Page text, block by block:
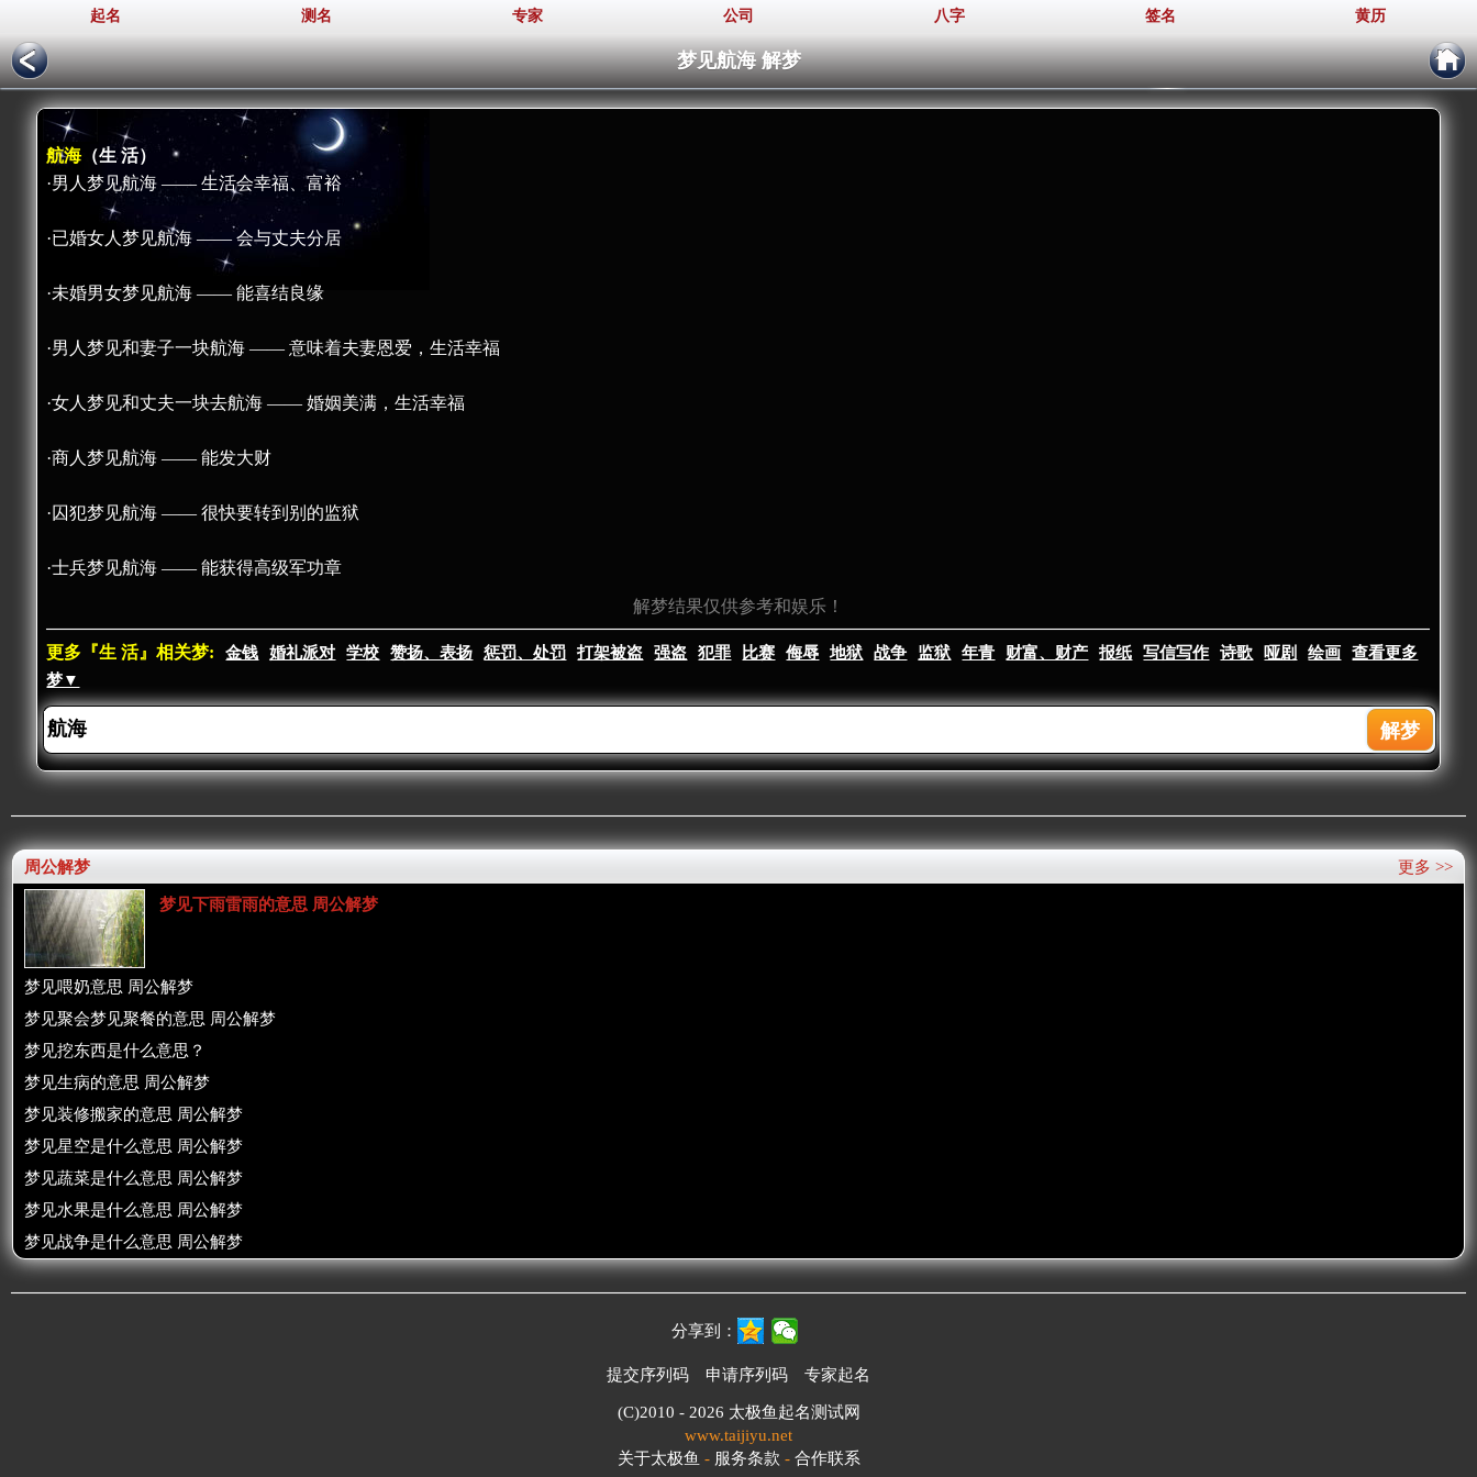
起名 测名 专家 公司 八字 签名 黄历
梦见航海 解梦
航海（生 活）
·男人梦见航海 —— 生活会幸福、富裕
·已婚女人梦见航海 —— 会与丈夫分居
·未婚男女梦见航海 —— 能喜结良缘
·男人梦见和妻子一块航海 —— 意味着夫妻恩爱，生活幸福
·女人梦见和丈夫一块去航海 —— 婚姻美满，生活幸福
·商人梦见航海 —— 能发大财
·囚犯梦见航海 —— 很快要转到别的监狱
·士兵梦见航海 —— 能获得高级军功章
解梦结果仅供参考和娱乐！
更多『生 活』相关梦: 金钱 婚礼派对 学校 赞扬、表扬 惩罚、处罚 打架被盗 强盗 犯罪 比赛 侮辱 地狱 战争 监狱 年青 财富、财产 报纸 写信写作 诗歌 哑剧 绘画
查看更多
梦▼
更多 >>
周公解梦
梦见下雨雷雨的意思 周公解梦
梦见喂奶意思 周公解梦
梦见聚会梦见聚餐的意思 周公解梦
梦见挖东西是什么意思？
梦见生病的意思 周公解梦
梦见装修搬家的意思 周公解梦
梦见星空是什么意思 周公解梦
梦见蔬菜是什么意思 周公解梦
梦见水果是什么意思 周公解梦
梦见战争是什么意思 周公解梦
分享到：
提交序列码 申请序列码 专家起名
(C)2010 - 2026 太极鱼起名测试网
www.taijiyu.net
关于太极鱼 - 服务条款 - 合作联系